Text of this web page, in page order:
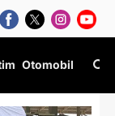
Otomobil